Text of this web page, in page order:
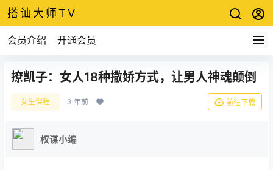
搭讪大师TV
会员介绍 开通会员
撩凯子：女人18种撒娇方式，让男人神魂颠倒
女生课程 3 年前 前往下载
权谋小编